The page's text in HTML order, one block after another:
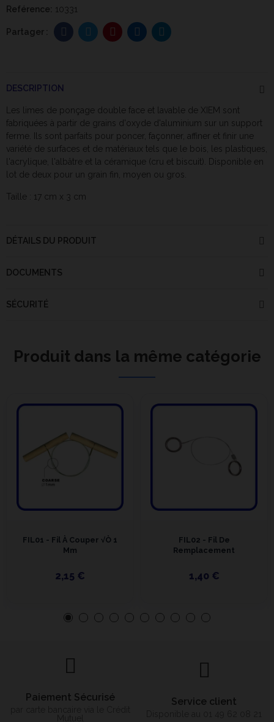
Reférence: 10331
DESCRIPTION
Les limes de ponçage double face et lavable de XIEM sont
fabriquées à partir de grains d'oxyde d'aluminium sur un support
ferme. Ils sont parfaits pour poncer, façonner, affiner et finir une
variété de surfaces et de matériaux tels que le bois, les plastiques,
l'acrylique, l'albâtre et la céramique (cru et biscuit). Disponible en
lot de deux pour un grain fin, moyen ou gros.
Taille : 17 cm x 3 cm
DÉTAILS DU PRODUIT
DOCUMENTS
SÉCURITÉ
Produit dans la même catégorie
FIL01 - Fil À Couper √ò 1
Mm
2,15 €
FIL02 - Fil De
Remplacement
1,40 €
Paiement Sécurisé Service client